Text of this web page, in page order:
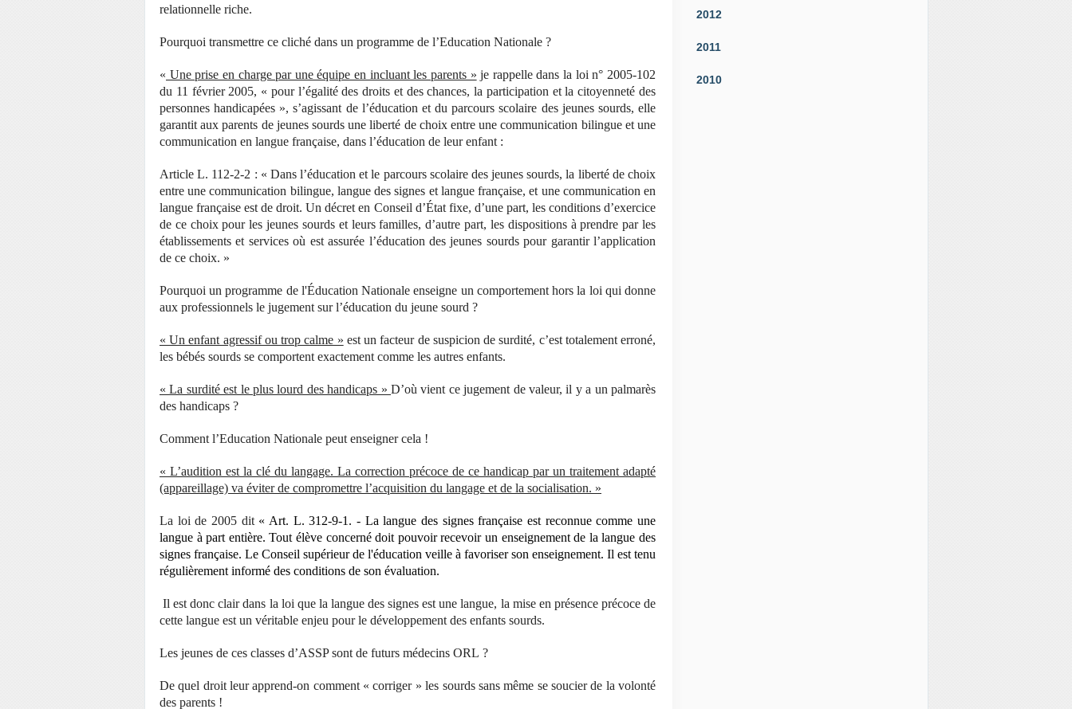
relationnelle riche.
Pourquoi transmettre ce cliché dans un programme de l’Education Nationale ?
« Une prise en charge par une équipe en incluant les parents » je rappelle dans la loi n° 2005-102
du 11 février 2005, « pour l’égalité des droits et des chances, la participation et la citoyenneté des
personnes handicapées », s’agissant de l’éducation et du parcours scolaire des jeunes sourds, elle
garantit aux parents de jeunes sourds une liberté de choix entre une communication bilingue et une
communication en langue française, dans l’éducation de leur enfant :
Article L. 112-2-2 : « Dans l’éducation et le parcours scolaire des jeunes sourds, la liberté de choix
entre une communication bilingue, langue des signes et langue française, et une communication en
langue française est de droit. Un décret en Conseil d’État fixe, d’une part, les conditions d’exercice
de ce choix pour les jeunes sourds et leurs familles, d’autre part, les dispositions à prendre par les
établissements et services où est assurée l’éducation des jeunes sourds pour garantir l’application
de ce choix. »
Pourquoi un programme de l'Éducation Nationale enseigne un comportement hors la loi qui donne
aux professionnels le jugement sur l’éducation du jeune sourd ?
« Un enfant agressif ou trop calme » est un facteur de suspicion de surdité, c’est totalement erroné,
les bébés sourds se comportent exactement comme les autres enfants.
« La surdité est le plus lourd des handicaps » D’où vient ce jugement de valeur, il y a un palmarès
des handicaps ?
Comment l’Education Nationale peut enseigner cela !
« L’audition est la clé du langage. La correction précoce de ce handicap par un traitement adapté
(appareillage) va éviter de compromettre l’acquisition du langage et de la socialisation. »
La loi de 2005 dit « Art. L. 312-9-1. - La langue des signes française est reconnue comme une
langue à part entière. Tout élève concerné doit pouvoir recevoir un enseignement de la langue des
signes française. Le Conseil supérieur de l'éducation veille à favoriser son enseignement. Il est tenu
régulièrement informé des conditions de son évaluation.
Il est donc clair dans la loi que la langue des signes est une langue, la mise en présence précoce de
cette langue est un véritable enjeu pour le développement des enfants sourds.
Les jeunes de ces classes d’ASSP sont de futurs médecins ORL ?
De quel droit leur apprend-on comment « corriger » les sourds sans même se soucier de la volonté
des parents !
2012
2011
2010